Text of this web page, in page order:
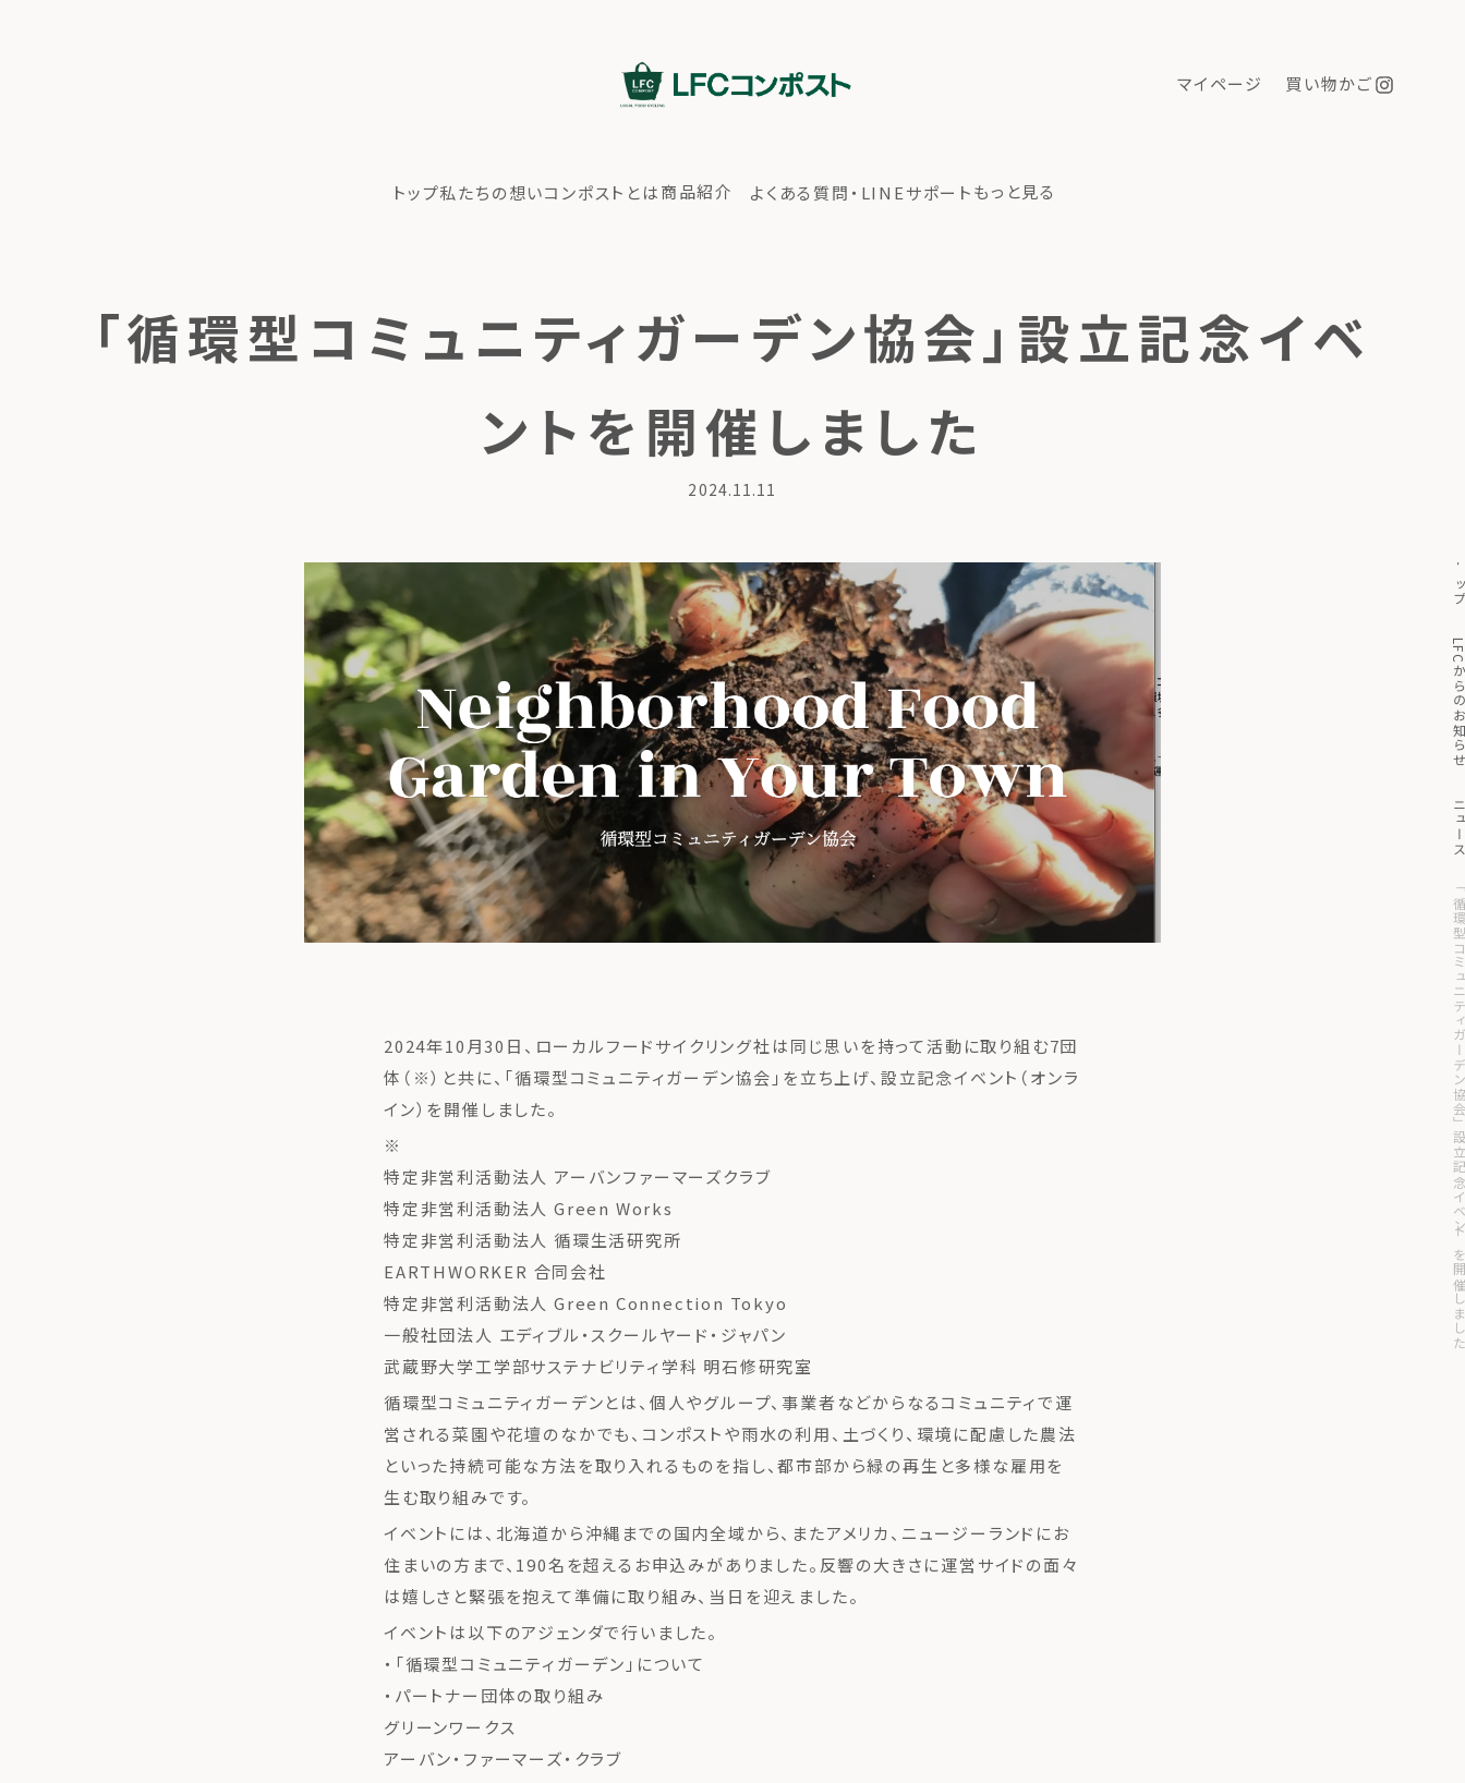
マイページ 買い物かご
トップ私たちの想いコンポストとは商品紹介 よくある質問・LINEサポートもっと見る
「循環型コミュニティガーデン協会」設立記念イベ
ントを開催しました
2024.11.11
トップ 私たちの想い コンポストとは商品紹介 よくある質問・LINEサポート もっと見る
ト
LFCか
ニ
「循環型コミュニティガーデ
2024年10月30日、ローカルフードサイクリング社は同じ思いを持って活動に取り組む7団
体（※）と共に、「循環型コミュニティガーデン協会」を立ち上げ、設立記念イベント（オンラ
イン）を開催しました。
※
特定非営利活動法人 アーバンファーマーズクラブ
特定非営利活動法人 Green Works
特定非営利活動法人 循環生活研究所
EARTHWORKER 合同会社
特定非営利活動法人 Green Connection Tokyo
一般社団法人 エディブル・スクールヤード・ジャパン
武蔵野大学工学部サステナビリティ学科 明石修研究室
循環型コミュニティガーデンとは、個人やグループ、事業者などからなるコミュニティで運
営される菜園や花壇のなかでも、コンポストや雨水の利用、土づくり、環境に配慮した農法
といった持続可能な方法を取り入れるものを指し、都市部から緑の再生と多様な雇用を
生む取り組みです。
イベントには、北海道から沖縄までの国内全域から、またアメリカ、ニュージーランドにお
住まいの方まで、190名を超えるお申込みがありました。反響の大きさに運営サイドの面々
は嬉しさと緊張を抱えて準備に取り組み、当日を迎えました。
イベントは以下のアジェンダで行いました。
・「循環型コミュニティガーデン」について
・パートナー団体の取り組み
グリーンワークス
アーバン・ファーマーズ・クラブ